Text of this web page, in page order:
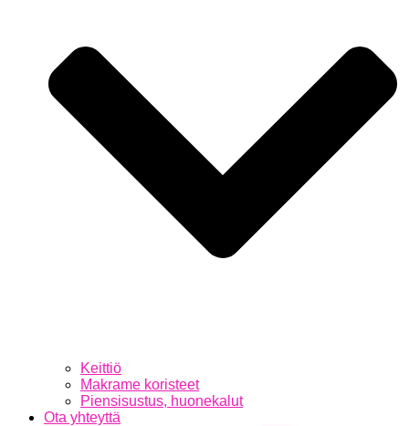
Keittiö
Makrame koristeet
Piensisustus, huonekalut
Ota yhteyttä